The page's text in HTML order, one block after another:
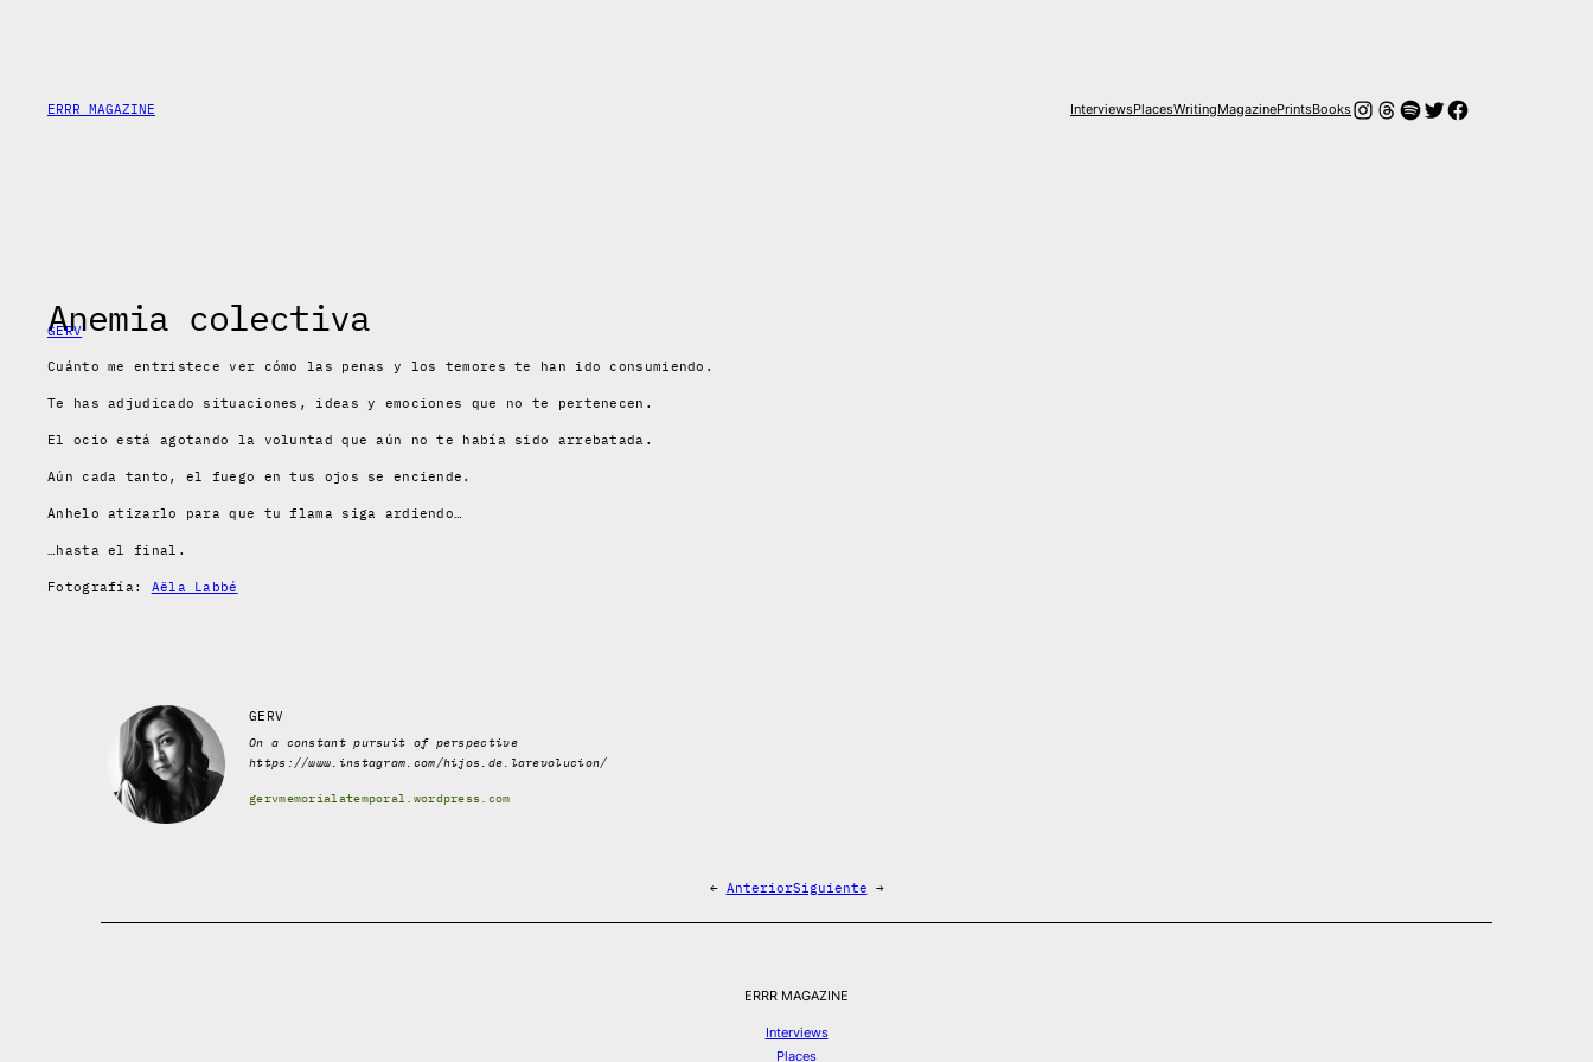
ERRR MAGAZINE InterviewsPlacesWritingMagazinePrintsBooksInstagram
Hilos
Spotify
Twitter
Facebook
Anemia colectiva
GERV
Cuánto me entristece ver cómo las penas y los temores te han ido consumiendo.
Te has adjudicado situaciones, ideas y emociones que no te pertenecen.
El ocio está agotando la voluntad que aún no te había sido arrebatada.
Aún cada tanto, el fuego en tus ojos se enciende.
Anhelo atizarlo para que tu flama siga ardiendo…
…hasta el final.
Fotografía: Aëla Labbé
GERV
On a constant pursuit of perspective
https://www.instagram.com/hijos.de.larevolucion/
gervmemorialatemporal.wordpress.com
← AnteriorSiguiente →
ERRR MAGAZINE
Interviews
Places